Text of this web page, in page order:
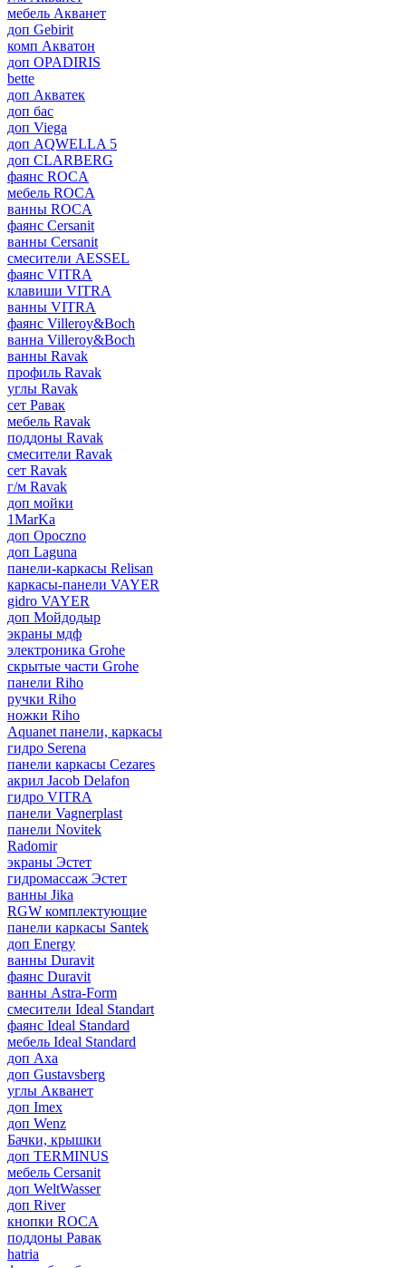
мебель Акванет
доп Gebirit
комп Акватон
доп OPADIRIS
bette
доп Акватек
доп бас
доп Viega
доп AQWELLA 5
доп CLARBERG
фаянс ROCA
мебель ROCA
ванны ROCA
фаянс Cersanit
ванны Cersanit
смесители AESSEL
фаянс VITRA
клавиши VITRA
ванны VITRA
фаянс Villeroy&Boch
ванна Villeroy&Boch
ванны Ravak
профиль Ravak
углы Ravak
сет Равак
мебель Ravak
поддоны Ravak
смесители Ravak
сет Ravak
г/м Ravak
доп мойки
1MarKa
доп Opoczno
доп Laguna
панели-каркасы Relisan
каркасы-панели VAYER
gidro VAYER
доп Мойдодыр
экраны мдф
электроника Grohe
скрытые части Grohe
панели Riho
ручки Riho
ножки Riho
Aquanet панели, каркасы
гидро Serena
панели каркасы Cezares
акрил Jacob Delafon
гидро VITRA
панели Vagnerplast
панели Novitek
Radomir
экраны Эстет
гидромассаж Эстет
ванны Jika
RGW комплектующие
панели каркасы Santek
доп Energy
ванны Duravit
фаянс Duravit
ванны Astra-Form
смесители Ideal Standart
фаянс Ideal Standard
мебель Ideal Standard
доп Axa
доп Gustavsberg
углы Акванет
доп Imex
доп Wenz
Бачки, крышки
доп TERMINUS
мебель Cersanit
доп WeltWasser
доп River
кнопки ROCA
поддоны Равак
hatria